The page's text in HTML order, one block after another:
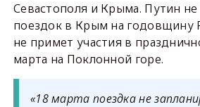
Севастополя и Крыма. Путин не
поездок в Крым на годовщину
не примет участия в
марта на Поклонной горе.
«18 марта поездка не